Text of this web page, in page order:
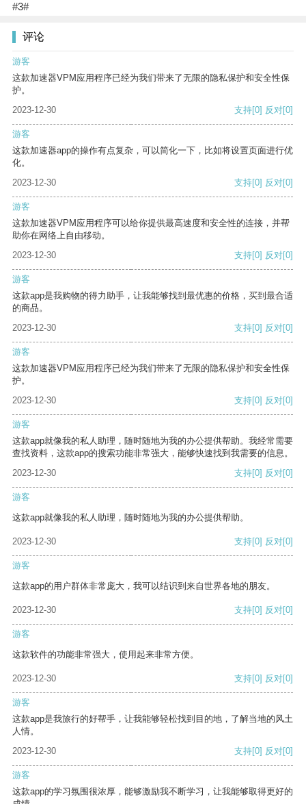
#3#
评论
游客
这款加速器VPM应用程序已经为我们带来了无限的隐私保护和安全性保
护。
2023-12-30
支持[0] 反对[0]
游客
这款加速器app的操作有点复杂，可以简化一下，比如将设置页面进行优
化。
2023-12-30
支持[0] 反对[0]
游客
这款加速器VPM应用程序可以给你提供最高速度和安全性的连接，并帮
助你在网络上自由移动。
2023-12-30
支持[0] 反对[0]
游客
这款app是我购物的得力助手，让我能够找到最优惠的价格，买到最合适
的商品。
2023-12-30
支持[0] 反对[0]
游客
这款加速器VPM应用程序已经为我们带来了无限的隐私保护和安全性保
护。
2023-12-30
支持[0] 反对[0]
游客
这款app就像我的私人助理，随时随地为我的办公提供帮助。我经常需要
查找资料，这款app的搜索功能非常强大，能够快速找到我需要的信息。
2023-12-30
支持[0] 反对[0]
游客
这款app就像我的私人助理，随时随地为我的办公提供帮助。
2023-12-30 支持[0] 反对[0]
游客
这款app的用户群体非常庞大，我可以结识到来自世界各地的朋友。
2023-12-30 支持[0] 反对[0]
游客
这款软件的功能非常强大，使用起来非常方便。
2023-12-30 支持[0] 反对[0]
游客
这款app是我旅行的好帮手，让我能够轻松找到目的地，了解当地的风土
人情。
2023-12-30
支持[0] 反对[0]
游客
这款app的学习氛围很浓厚，能够激励我不断学习，让我能够取得更好的